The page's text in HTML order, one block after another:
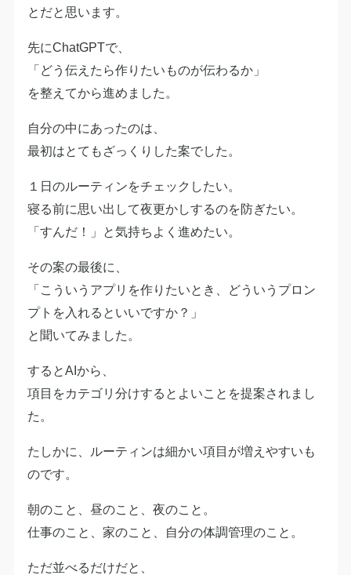
とだと思います。
先にChatGPTで、
「どう伝えたら作りたいものが伝わるか」
を整えてから進めました。
自分の中にあったのは、
最初はとてもざっくりした案でした。
１日のルーティンをチェックしたい。
寝る前に思い出して夜更かしするのを防ぎたい。
「すんだ！」と気持ちよく進めたい。
その案の最後に、
「こういうアプリを作りたいとき、どういうプロン
プトを入れるといいですか？」
と聞いてみました。
するとAIから、
項目をカテゴリ分けするとよいことを提案されまし
た。
たしかに、ルーティンは細かい項目が増えやすいも
のです。
朝のこと、昼のこと、夜のこと。
仕事のこと、家のこと、自分の体調管理のこと。
ただ並べるだけだと、